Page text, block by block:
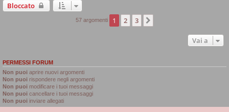
Bloccato
57 argomenti 1 2 3
Vai a
PERMESSI FORUM
Non puoi aprire nuovi argomenti
Non puoi rispondere negli argomenti
Non puoi modificare i tuoi messaggi
Non puoi cancellare i tuoi messaggi
Non puoi inviare allegati